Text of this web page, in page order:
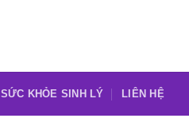
SỨC KHỎE SINH LÝ LIÊN HỆ